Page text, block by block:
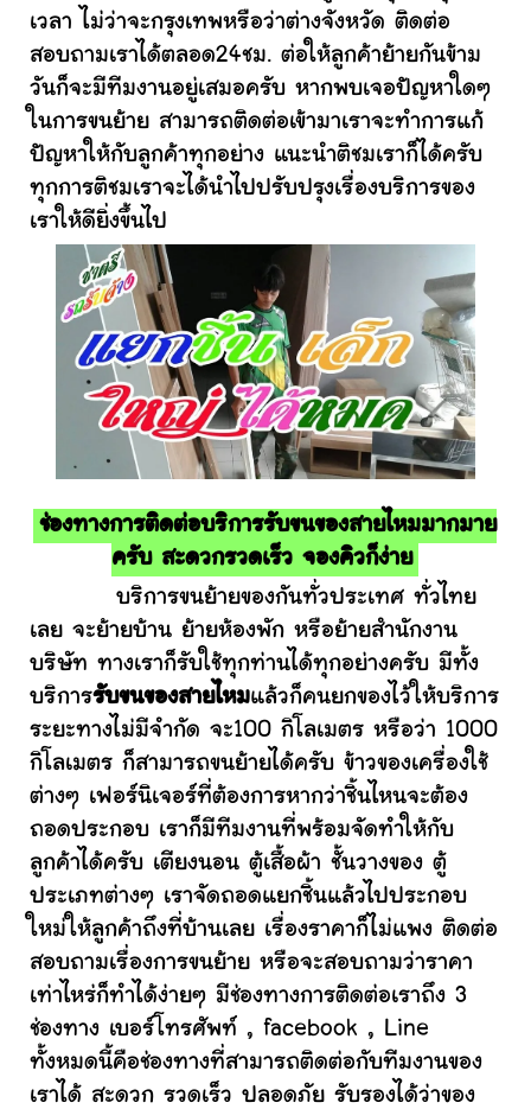
เวลา ไม่ว่าจะกรุงเทพหรือว่าต่างจังหวัด ติดต่อ
สอบถามเราได้ตลอด24ชม. ต่อให้ลูกค้าย้ายกันข้าม
วันก็จะมีทีมงานอยู่เสมอครับ หากพบเจอปัญหาใดๆ
ในการขนย้าย สามารถติดต่อเข้ามาเราจะทำการแก้
ปัญหาให้กับลูกค้าทุกอย่าง แนะนำติชมเราก็ได้ครับ
ทุกการติชมเราจะได้นำไปปรับปรุงเรื่องบริการของ
เราให้ดียิ่งขึ้นไป
ช่องทางการติดต่อบริการรับขนของสายไหมมากมาย
ครับ สะดวกรวดเร็ว จองคิวก็ง่าย
บริการขนย้ายของกันทั่วประเทศ ทั่วไทย
เลย จะย้ายบ้าน ย้ายห้องพัก หรือย้ายสำนักงาน
บริษัท ทางเราก็รับใช้ทุกท่านได้ทุกอย่างครับ มีทั้ง
บริการรับขนของสายไหมแล้วก็คนยกของไว้ให้บริการ
ระยะทางไม่มีจำกัด จะ100 กิโลเมตร หรือว่า 1000
กิโลเมตร ก็สามารถขนย้ายได้ครับ ข้าวของเครื่องใช้
ต่างๆ เฟอร์นิเจอร์ที่ต้องการหากว่าชิ้นไหนจะต้อง
ถอดประกอบ เราก็มีทีมงานที่พร้อมจัดทำให้กับ
ลูกค้าได้ครับ เตียงนอน ตู้เสื้อผ้า ชั้นวางของ ตู้
ประเภทต่างๆ เราจัดถอดแยกชิ้นแล้วไปประกอบ
ใหม่ให้ลูกค้าถึงที่บ้านเลย เรื่องราคาก็ไม่แพง ติดต่อ
สอบถามเรื่องการขนย้าย หรือจะสอบถามว่าราคา
เท่าไหร่ก็ทำได้ง่ายๆ มีช่องทางการติดต่อเราถึง 3
ช่องทาง เบอร์โทรศัพท์ , facebook , Line
ทั้งหมดนี้คือช่องทางที่สามารถติดต่อกับทีมงานของ
เราได้ สะดวก รวดเร็ว ปลอดภัย รับรองได้ว่าของ